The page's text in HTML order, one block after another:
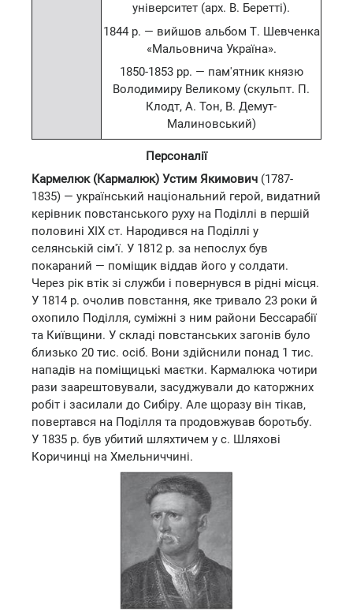
університет (арх. В. Беретті).
1844 р. — вийшов альбом Т. Шевченка
«Мальовнича Україна».
1850-1853 рр. — пам'ятник князю
Володимиру Великому (скульпт. П.
Клодт, А. Тон, В. Демут-
Малиновський)
Персоналії
Кармелюк (Кармалюк) Устим Якимович (1787-
1835) — український національний герой, видатний
керівник повстанського руху на Поділлі в першій
половині XIX ст. Народився на Поділлі у
селянській сім'ї. У 1812 р. за непослух був
покараний — поміщик віддав його у солдати.
Через рік втік зі служби і повернувся в рідні місця.
У 1814 р. очолив повстання, яке тривало 23 роки й
охопило Поділля, суміжні з ним райони Бессарабії
та Київщини. У складі повстанських загонів було
близько 20 тис. осіб. Вони здійснили понад 1 тис.
нападів на поміщицькі маєтки. Кармалюка чотири
рази заарештовували, засуджували до каторжних
робіт і засилали до Сибіру. Але щоразу він тікав,
повертався на Поділля та продовжував боротьбу.
У 1835 р. був убитий шляхтичем у с. Шляхові
Коричинці на Хмельниччині.